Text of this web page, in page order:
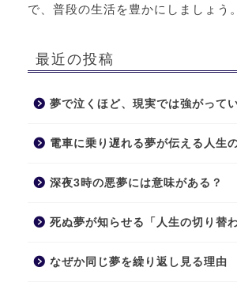
で、普段の生活を豊かにしましょう。
最近の投稿
夢で泣くほど、現実では強がって
電車に乗り遅れる夢が伝える人生
深夜3時の悪夢には意味がある？
死ぬ夢が知らせる「人生の切り替わ
なぜか同じ夢を繰り返し見る理由